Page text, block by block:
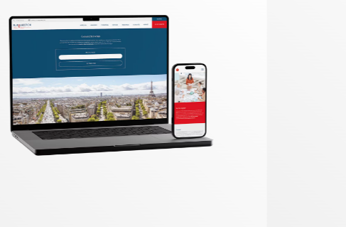
EN SAVOIR PLUS